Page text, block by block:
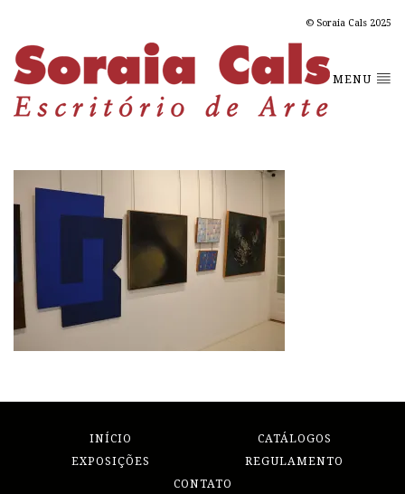
© Soraia Cals 2025
MENU
INÍCIO
CATÁLOGOS
EXPOSIÇÕES
REGULAMENTO
CONTATO